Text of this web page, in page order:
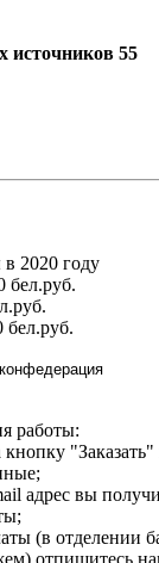
источников 55
работы в
бел.руб.
бел.руб.
работы:
адрес вы
(в отделении
отпишитесь